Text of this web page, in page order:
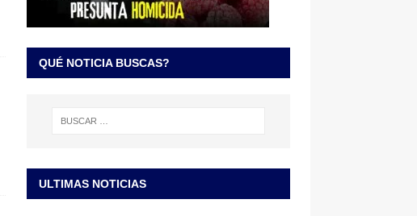
QUÉ NOTICIA BUSCAS?
ULTIMAS NOTICIAS